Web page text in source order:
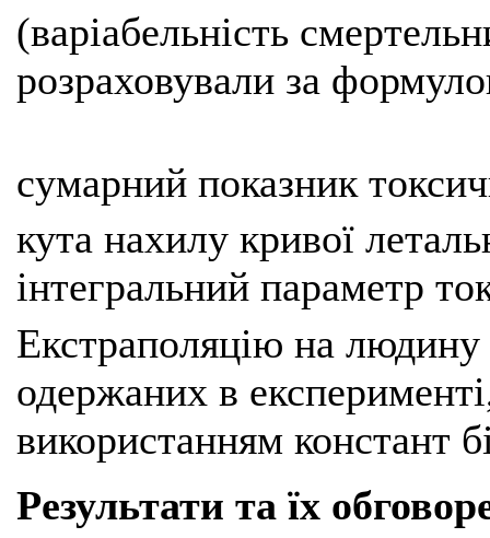
(варіабельність
розраховували за
сумарний показник
кута нахилу кривої
інтегральний параметр
Екстраполяцію на людину
одержаних в
використанням констант
Результати та їх